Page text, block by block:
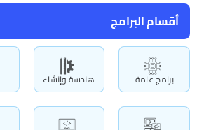
أقسام البرامج
برامج عامة هندسة وإنشاء